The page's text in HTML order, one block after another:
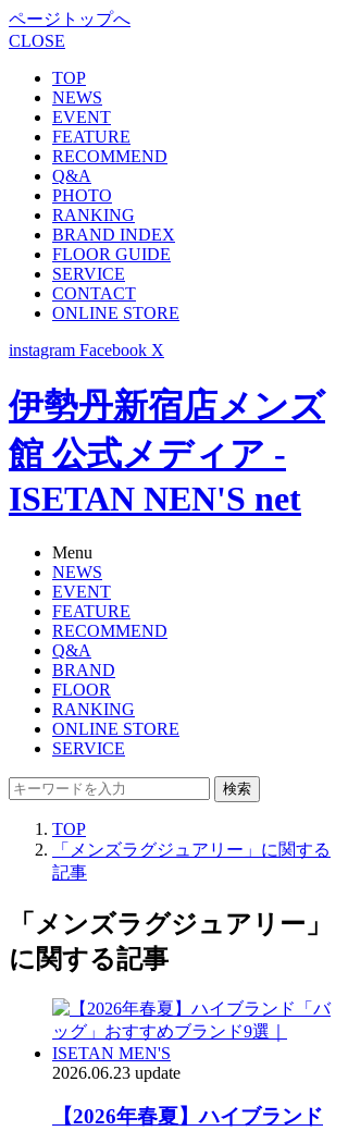
ページトップへ
CLOSE
TOP
NEWS
EVENT
FEATURE
RECOMMEND
Q&A
PHOTO
RANKING
BRAND INDEX
FLOOR GUIDE
SERVICE
CONTACT
ONLINE STORE
instagram Facebook X
伊勢丹新宿店メンズ
館 公式メディア -
ISETAN NEN'S net
Menu
NEWS
EVENT
FEATURE
RECOMMEND
Q&A
BRAND
FLOOR
RANKING
ONLINE STORE
SERVICE
検索
TOP
「メンズラグジュアリー」に関する
記事
「メンズラグジュアリー」
に関する記事
2026.06.23 update
【2026年春夏】ハイブランド